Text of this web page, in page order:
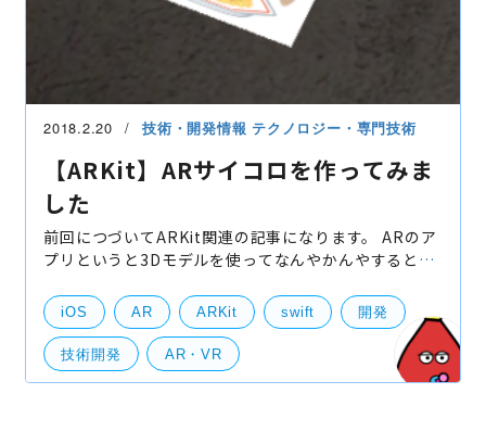
2018.2.20 技術・開発情報 テクノロジー・専門技術
【ARKit】ARサイコロを作ってみま
した
前回につづいてARKit関連の記事になります。 ARのア
プリというと3Dモデルを使ってなんやかんやするとい
ちです。 ただ、球体や立方体などのオブジェクトであ
れば
iOS AR ARKit swift 開発
技術開発 AR・VR